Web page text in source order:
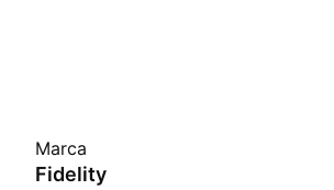
Marca
Fidelity